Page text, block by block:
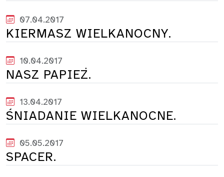
07.04.2017
KIERMASZ WIELKANOCNY.
10.04.2017
NASZ PAPIEŻ.
13.04.2017
ŚNIADANIE WIELKANOCNE.
05.05.2017
SPACER.